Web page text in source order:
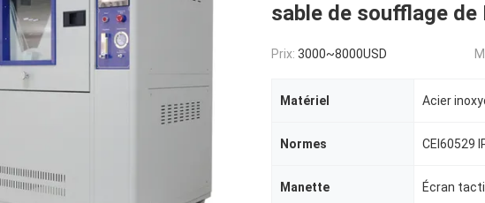
sable de soufflage de
Prix: 3000~8000USD
Matériel Acier
Normes CEI60529
Manette Écran